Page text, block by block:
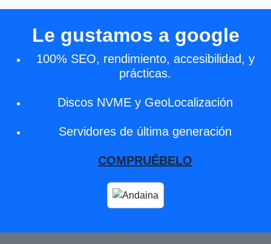
Le gustamos a google
100% SEO, rendimiento, accesibilidad, y
prácticas.
Discos NVME y GeoLocalización
Servidores de última generación
COMPRUÉBELO